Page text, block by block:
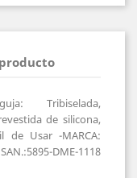
Tribiselada,
de silicona,
de Usar -MARCA:
DME-1118